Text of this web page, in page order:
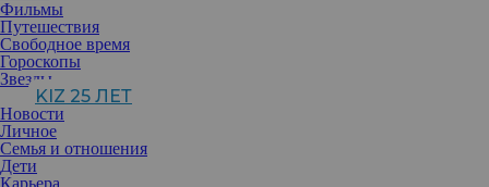
Фильмы
Путешествия
Свободное время
Гороскопы
Звезды
KIZ 25 ЛЕТ
Новости
Личное
Семья и отношения
Дети
Карьера
признание достоинств личности. Стало быть, просто так
требовать уважения и настаивать на нем бесполезно, если нет
этих достоинств.
Действительно, уважение можно легко растерять, в парах это
случается довольно часто. Как мужчина, так и женщина очень
остро чувствуют отсутствие этого важного элемента. Более того,
если нет уважения в семье, то все чаще приходится прибегать к
различного рода манипуляциям и давлению, потому что партнер
просто не хочет слышать и считаться с вами. Хотя «не хочет» не
совсем здесь уместно — у него или у нее просто не хватает
уважения к вам, — скорее, «не может». Но эту неприятность